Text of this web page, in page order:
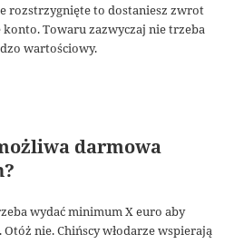
rozstrzygnięte to dostaniesz zwrot
Towaru zazwyczaj nie trzeba
wartościowy.
darmowa
wydać minimum X euro aby
nie. Chińscy włodarze wspierają